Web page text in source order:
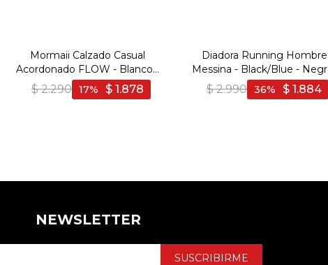
Mormaii Calzado Casual
Acordonado FLOW - Blanco -
Blanco
$ 2.290 $ 1.878
17
Diadora Running Hombre
Messina - Black/Blue -
Azul
$ 2.990 $ 1.884
36
NEWSLETTER
SUSCRIBIRME